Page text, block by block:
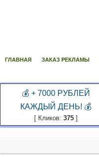
ГЛАВНАЯ ЗАКАЗ РЕКЛАМЫ
💰 + 7000 РУБЛЕЙ
КАЖДЫЙ ДЕНЬ! 💰
[ Кликов: 375]